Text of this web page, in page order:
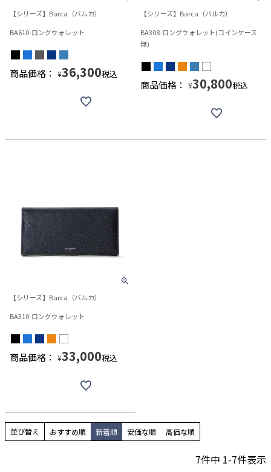
【シリーズ】Barca（バルカ）
BA610-ロングウォレット
商品価格： ¥36,300税込
【シリーズ】Barca（バルカ）
BA308-ロングウォレット(コインケース
無)
商品価格： ¥30,800税込
【シリーズ】Barca（バルカ）
BA310-ロングウォレット
商品価格： ¥33,000税込
並び替え おすすめ順 新着順 安価な順 高価な順
7件中 1-7件表示